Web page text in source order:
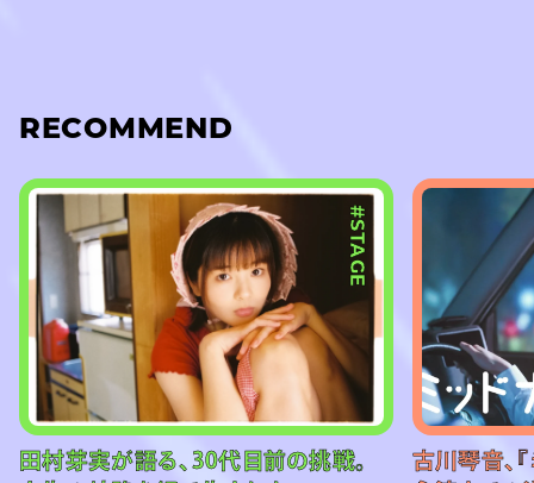
RECOMMEND
#STAGE
田村芽実が語る、30代目前の挑戦。
古川琴音、